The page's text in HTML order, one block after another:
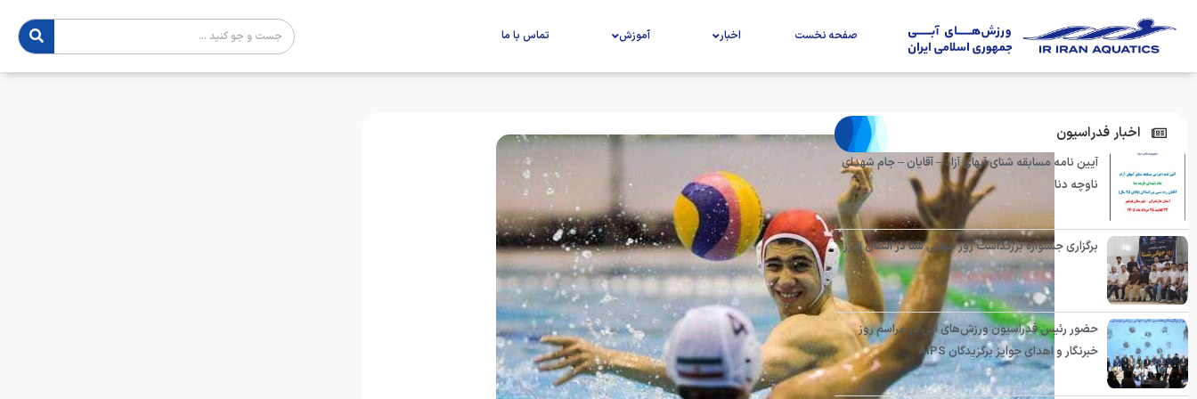
صفحه نخست اخبار آموزش تماس با ما
اخبار فدراسیون
آیین نامه مسابقه شنای آبهای آزاد – آقایان – جام شهدای
ناوچه دنا
برگزاری جشنواره بزرگداشت روز جهانی شنا در استان البرز
حضور رئیس فدراسیون ورزش‌های آبی در مراسم روز
خبرنگار و اهدای جوایز برگزیدگان AIPS